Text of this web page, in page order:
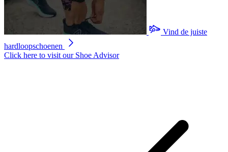
Vind de juiste
hardloopschoenen
Click here to visit our Shoe Advisor